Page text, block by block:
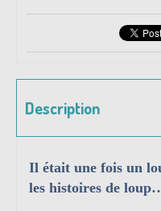
Description
Il était une fois un
les histoires de